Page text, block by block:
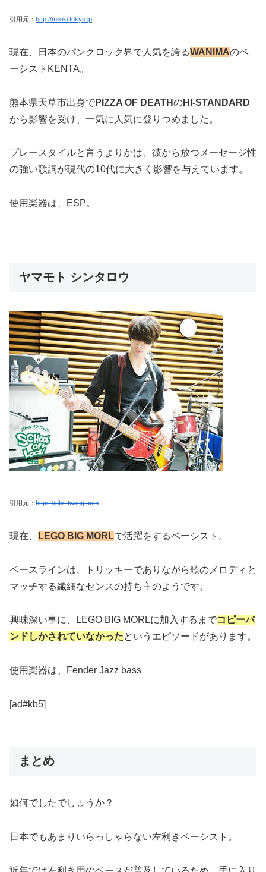
引用元： http://mikiki.tokyo.jp
現在、日本のパンクロック界で人気を誇るWANIMAのベ
ーシストKENTA。
熊本県天草市出身でPIZZA OF DEATHのHI-STANDARD
から影響を受け、一気に人気に登りつめました。
プレースタイルと言うよりかは、彼から放つメーセージ性
の強い歌詞が現代の10代に大きく影響を与えています。
使用楽器は、ESP。
ヤマモト シンタロウ
引用元： https://pbs.twimg.com
現在、 LEGO BIG MORLで活躍をするベーシスト。
ベースラインは、トリッキーでありながら歌のメロディと
マッチする繊細なセンスの持ち主のようです。
興味深い事に、LEGO BIG MORLに加入するまでコピーバ
ンドしかされていなかったというエピソードがあります。
使用楽器は、Fender Jazz bass
[ad#kb5]
まとめ
如何でしたでしょうか？
日本でもあまりいらっしゃらない左利きベーシスト。